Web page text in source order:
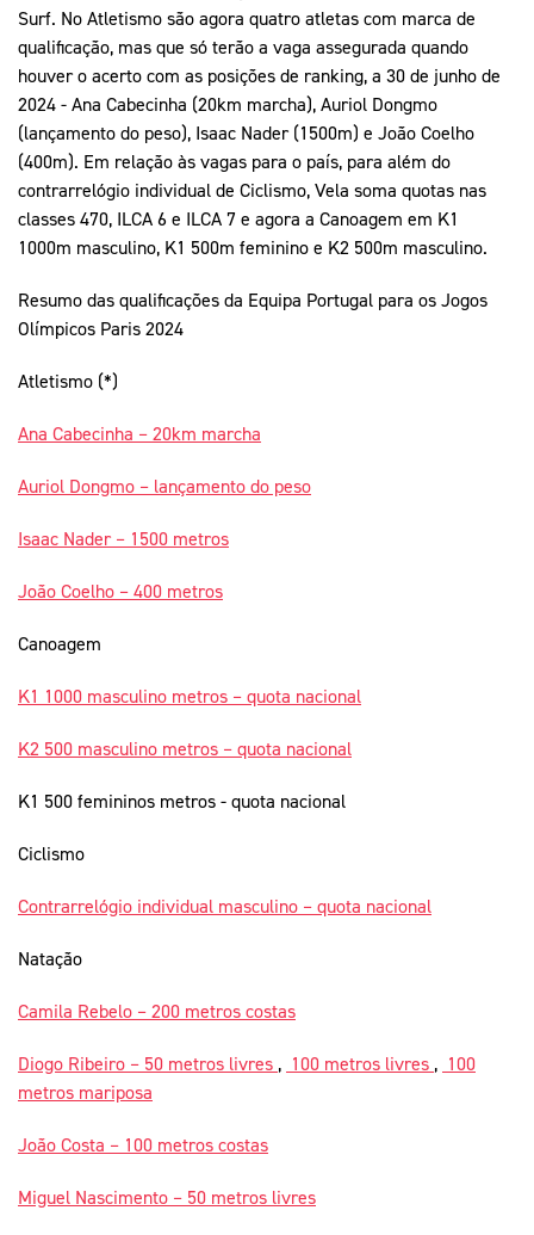
Surf. No Atletismo são agora quatro atletas com marca de
qualificação, mas que só terão a vaga assegurada quando
houver o acerto com as posições de ranking, a 30 de junho de
2024 - Ana Cabecinha (20km marcha), Auriol Dongmo
(lançamento do peso), Isaac Nader (1500m) e João Coelho
(400m). Em relação às vagas para o país, para além do
contrarrelógio individual de Ciclismo, Vela soma quotas nas
classes 470, ILCA 6 e ILCA 7 e agora a Canoagem em K1
1000m masculino, K1 500m feminino e K2 500m masculino.
Resumo das qualificações da Equipa Portugal para os Jogos
Olímpicos Paris 2024
Atletismo (*)
Ana Cabecinha – 20km marcha
Auriol Dongmo – lançamento do peso
Isaac Nader – 1500 metros
João Coelho – 400 metros
Canoagem
K1 1000 masculino metros – quota nacional
K2 500 masculino metros – quota nacional
K1 500 femininos metros - quota nacional
Ciclismo
Contrarrelógio individual masculino – quota nacional
Natação
Camila Rebelo – 200 metros costas
Diogo Ribeiro – 50 metros livres , 100 metros livres , 100
metros mariposa
João Costa – 100 metros costas
Miguel Nascimento – 50 metros livres